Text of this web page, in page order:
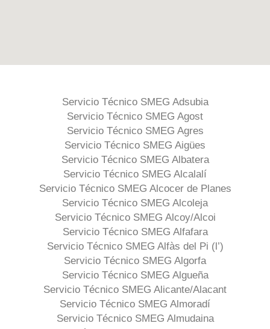
Servicio Técnico SMEG Adsubia
Servicio Técnico SMEG Agost
Servicio Técnico SMEG Agres
Servicio Técnico SMEG Aigües
Servicio Técnico SMEG Albatera
Servicio Técnico SMEG Alcalalí
Servicio Técnico SMEG Alcocer de Planes
Servicio Técnico SMEG Alcoleja
Servicio Técnico SMEG Alcoy/Alcoi
Servicio Técnico SMEG Alfafara
Servicio Técnico SMEG Alfàs del Pi (l’)
Servicio Técnico SMEG Algorfa
Servicio Técnico SMEG Algueña
Servicio Técnico SMEG Alicante/Alacant
Servicio Técnico SMEG Almoradí
Servicio Técnico SMEG Almudaina